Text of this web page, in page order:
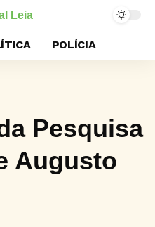
POLÍCIA
Pesquisa
Augusto